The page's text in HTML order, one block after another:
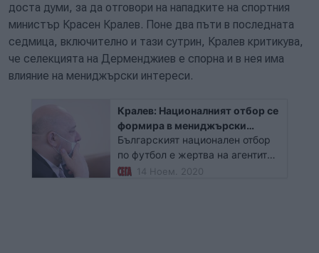
доста думи, за да отговори на нападките на спортния
министър Красен Кралев. Поне два пъти в последната
седмица, включително и тази сутрин, Кралев критикува,
че селекцията на Дерменджиев е спорна и в нея има
влияние на мениджърски интереси.
Кралев: Националният отбор се
формира в мениджърски
интерес
Българският национален отбор
по футбол е жертва на агентите
на играчите и отражението е
14 Ноем. 2020